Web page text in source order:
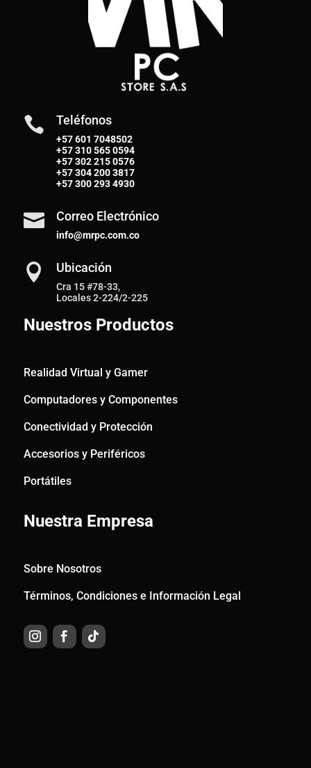
 Teléfonos
+57 601 7048502
+57310 565 0594
+57302 215 0576
+57304 200 3817
+57300 293 4930
 Correo Electrónico
info@mrpc.com.co
 Ubicación
Cra 15 #78-33,
Locales 2-224/2-225
Nuestros Productos
Realidad Virtual y Gamer
Computadores y Componentes
Conectividad y Protección
Accesorios y Periféricos
Portátiles
Nuestra Empresa
Sobre Nosotros
Términos, Condiciones e Información Legal